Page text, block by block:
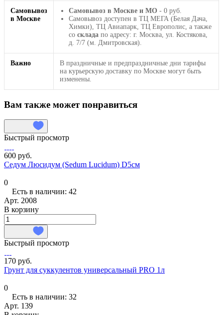
Самовывоз
в Москве
Самовывоз в Москве и МО - 0 руб.
Самовывоз доступен в ТЦ МЕГА (Белая Дача,
Химки), ТЦ Авиапарк, ТЦ Европолис, а также
со склада по адресу: г. Москва, ул. Костякова,
д. 7/7 (м. Дмитровская).
Важно
В праздничные и предпраздничные дни тарифы
на курьерскую доставку по Москве могут быть
изменены.
Вам также может понравиться
Быстрый просмотр
600 руб.
Седум Люсидум (Sedum Lucidum) D5см
0
Есть в наличии: 42
Арт. 2008
В корзину
Быстрый просмотр
170 руб.
Грунт для суккулентов универсальный PRO 1л
0
Есть в наличии: 32
Арт. 139